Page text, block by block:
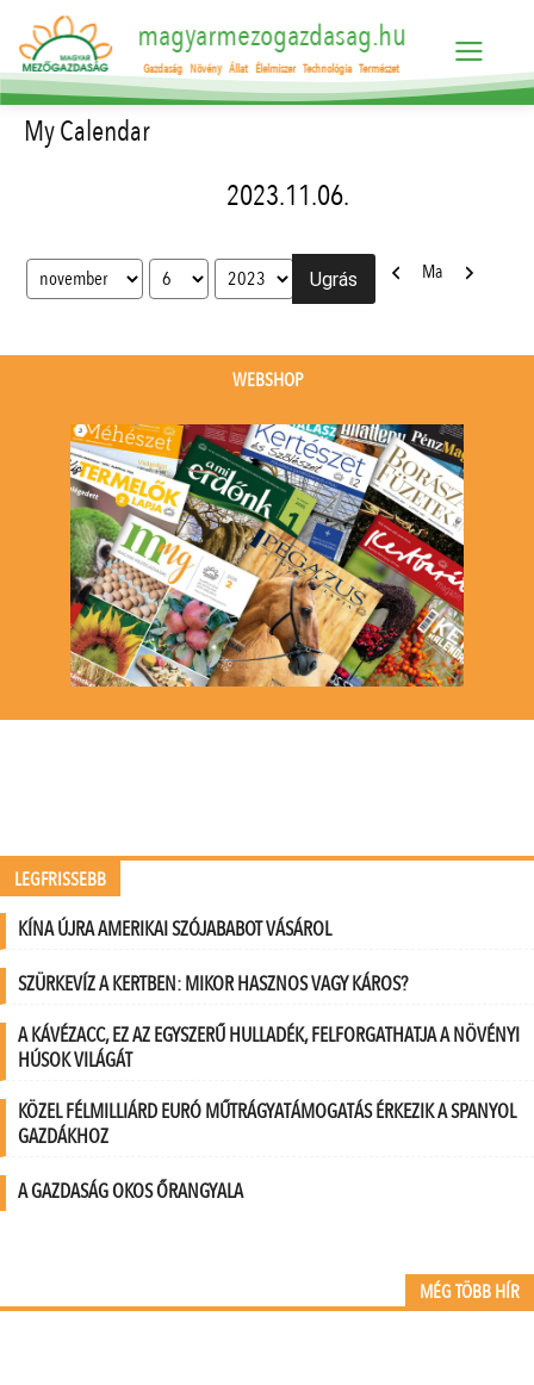
magyarmezogazdasag.hu
Gazdaság Növény Állat Élelmiszer Technológia Természet
My Calendar
2023.11.06.
Hónap
Nap
Év
Előző
Ma Következő
WEBSHOP
LEGFRISSEBB
KÍNA ÚJRA AMERIKAI SZÓJABABOT VÁSÁROL
SZÜRKEVÍZ A KERTBEN: MIKOR HASZNOS VAGY KÁROS?
A KÁVÉZACC, EZ AZ EGYSZERŰ HULLADÉK, FELFORGATHATJA A NÖVÉNYI
HÚSOK VILÁGÁT
KÖZEL FÉLMILLIÁRD EURÓ MŰTRÁGYATÁMOGATÁS ÉRKEZIK A SPANYOL
GAZDÁKHOZ
A GAZDASÁG OKOS ŐRANGYALA
MÉG TÖBB HÍR